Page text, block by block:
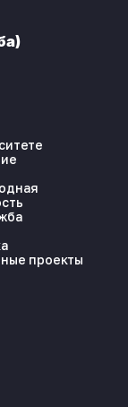
проекты